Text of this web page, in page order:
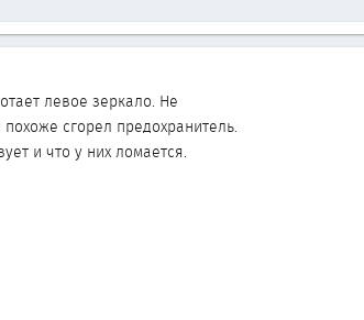
левое зеркало. Не
сгорел предохранитель.
и что у них ломается.